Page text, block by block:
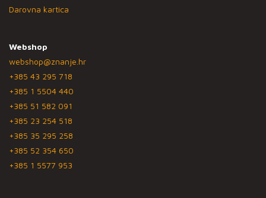
Darovna kartica
Webshop
webshop@znanje.hr
+385 43 295 718
+385 1 5504 440
+385 51 582 091
+385 23 254 518
+385 35 295 258
+385 52 354 650
+385 1 5577 953